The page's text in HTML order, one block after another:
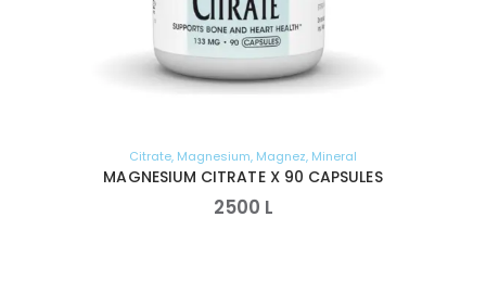
Citrate, Magnesium, Magnez, Mineral
MAGNESIUM CITRATE X 90 CAPSULES
2500 L